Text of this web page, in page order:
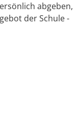
abgeben,
der Schule -